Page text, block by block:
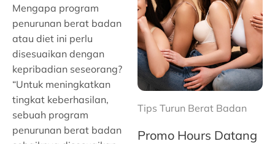
Mengapa program
penurunan berat badan
atau diet ini perlu
disesuaikan dengan
kepribadian seseorang?
“Untuk meningkatkan
tingkat keberhasilan,
sebuah program
penurunan berat badan
Tips Turun Berat Badan
Promo Hours Datang